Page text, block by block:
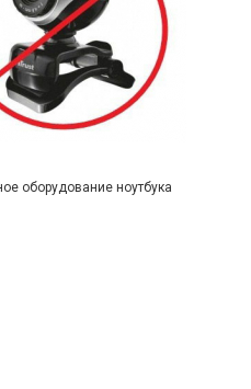
оборудование ноутбука